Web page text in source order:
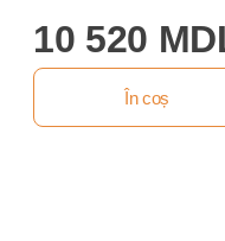
10 520
În coș